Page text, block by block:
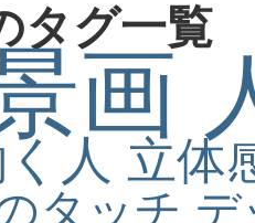
タグ一覧
画
人 立体
タッチ